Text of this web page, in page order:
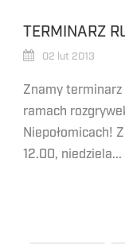
TERMINARZ
02 lut 2013
Znamy terminarz
ramach
Niepołomicach!
12.00, niedziela...